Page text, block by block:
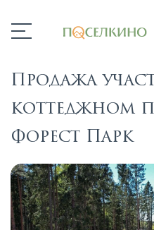
Продажа
коттеджном
Форест Парк